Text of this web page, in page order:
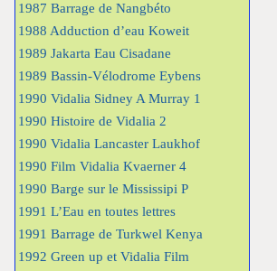
1987 Barrage de Nangbéto
1988 Adduction d’eau Koweit
1989 Jakarta Eau Cisadane
1989 Bassin-Vélodrome Eybens
1990 Vidalia Sidney A Murray 1
1990 Histoire de Vidalia 2
1990 Vidalia Lancaster Laukhof
1990 Film Vidalia Kvaerner 4
1990 Barge sur le Mississipi P
1991 L’Eau en toutes lettres
1991 Barrage de Turkwel Kenya
1992 Green up et Vidalia Film